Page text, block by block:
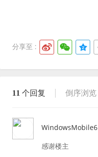
分享至 :
11 个回复 倒序浏览
WindowsMobile6
感谢楼主